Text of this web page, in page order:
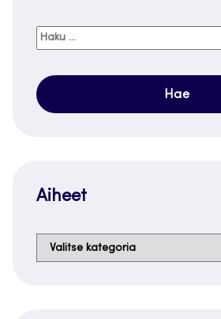
Haku:
Aiheet
Aiheet